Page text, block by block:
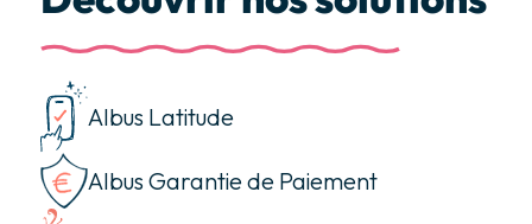
Albus Latitude
Albus Garantie de Paiement